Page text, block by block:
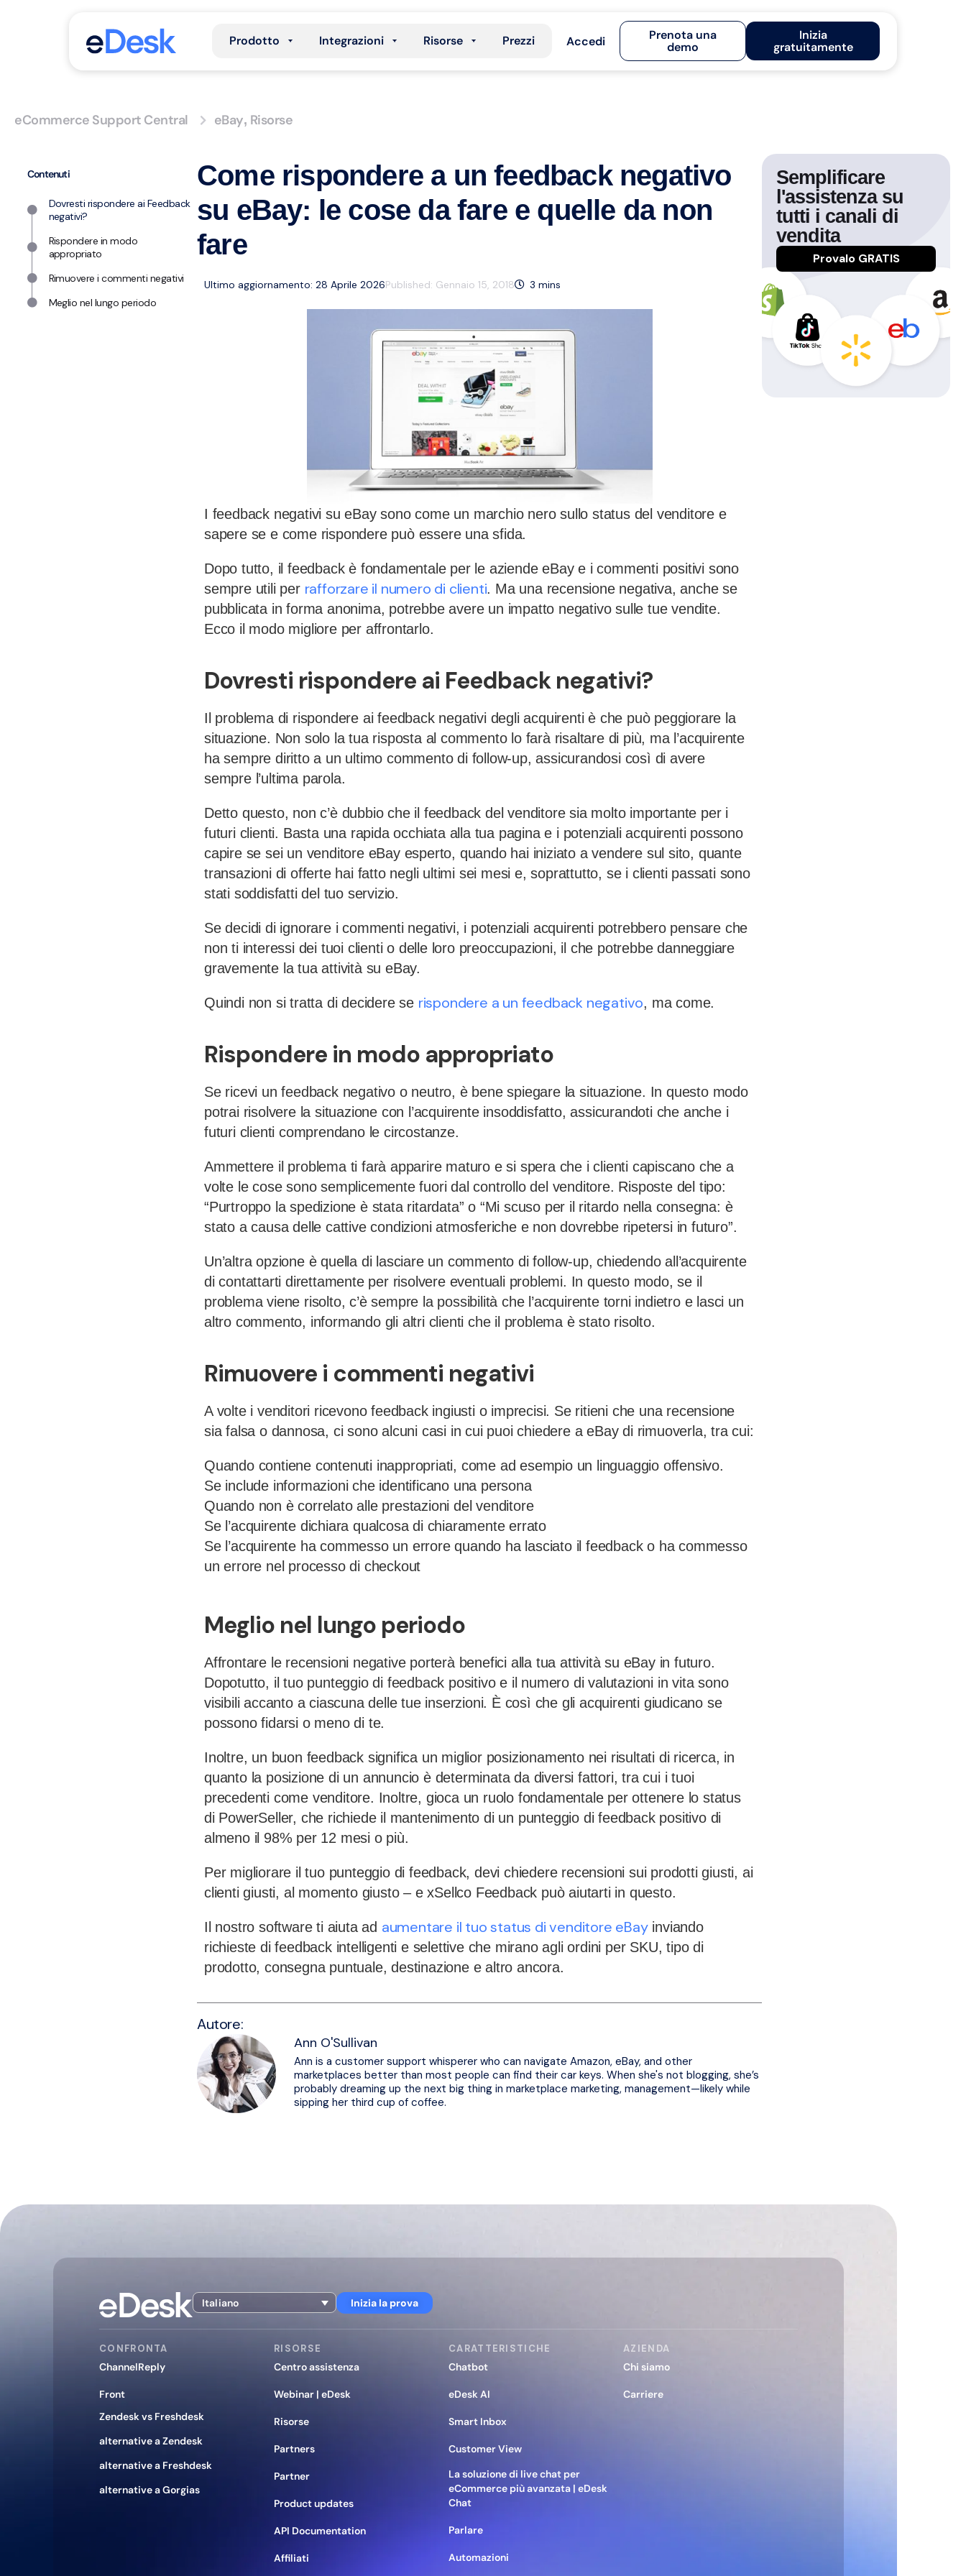
Prodotto Integrazioni Risorse Prezzi Accedi
Prenota una
demo
Inizia
gratuitamente
eCommerce Support Central eBay, Risorse
Contenuti
Dovresti rispondere ai Feedback
negativi?
Rispondere in modo
appropriato
Rimuovere i commenti negativi
Meglio nel lungo periodo
Come rispondere a un feedback negativo
su eBay: le cose da fare e quelle da non
fare
Ultimo aggiornamento: 28 Aprile 2026Published: Gennaio 15, 2018 3 mins
I feedback negativi su eBay sono come un marchio nero sullo status del venditore e
sapere se e come rispondere può essere una sfida.
Dopo tutto, il feedback è fondamentale per le aziende eBay e i commenti positivi sono
sempre utili per rafforzare il numero di clienti. Ma una recensione negativa, anche se
pubblicata in forma anonima, potrebbe avere un impatto negativo sulle tue vendite.
Ecco il modo migliore per affrontarlo.
Dovresti rispondere ai Feedback negativi?
Il problema di rispondere ai feedback negativi degli acquirenti è che può peggiorare la
situazione. Non solo la tua risposta al commento lo farà risaltare di più, ma l’acquirente
ha sempre diritto a un ultimo commento di follow-up, assicurandosi così di avere
sempre l’ultima parola.
Detto questo, non c’è dubbio che il feedback del venditore sia molto importante per i
futuri clienti. Basta una rapida occhiata alla tua pagina e i potenziali acquirenti possono
capire se sei un venditore eBay esperto, quando hai iniziato a vendere sul sito, quante
transazioni di offerte hai fatto negli ultimi sei mesi e, soprattutto, se i clienti passati sono
stati soddisfatti del tuo servizio.
Se decidi di ignorare i commenti negativi, i potenziali acquirenti potrebbero pensare che
non ti interessi dei tuoi clienti o delle loro preoccupazioni, il che potrebbe danneggiare
gravemente la tua attività su eBay.
Quindi non si tratta di decidere se rispondere a un feedback negativo, ma come.
Rispondere in modo appropriato
Se ricevi un feedback negativo o neutro, è bene spiegare la situazione. In questo modo
potrai risolvere la situazione con l’acquirente insoddisfatto, assicurandoti che anche i
futuri clienti comprendano le circostanze.
Ammettere il problema ti farà apparire maturo e si spera che i clienti capiscano che a
volte le cose sono semplicemente fuori dal controllo del venditore. Risposte del tipo:
“Purtroppo la spedizione è stata ritardata” o “Mi scuso per il ritardo nella consegna: è
stato a causa delle cattive condizioni atmosferiche e non dovrebbe ripetersi in futuro”.
Un’altra opzione è quella di lasciare un commento di follow-up, chiedendo all’acquirente
di contattarti direttamente per risolvere eventuali problemi. In questo modo, se il
problema viene risolto, c’è sempre la possibilità che l’acquirente torni indietro e lasci un
altro commento, informando gli altri clienti che il problema è stato risolto.
Rimuovere i commenti negativi
A volte i venditori ricevono feedback ingiusti o imprecisi. Se ritieni che una recensione
sia falsa o dannosa, ci sono alcuni casi in cui puoi chiedere a eBay di rimuoverla, tra cui:
Quando contiene contenuti inappropriati, come ad esempio un linguaggio offensivo.
Se include informazioni che identificano una persona
Quando non è correlato alle prestazioni del venditore
Se l’acquirente dichiara qualcosa di chiaramente errato
Se l’acquirente ha commesso un errore quando ha lasciato il feedback o ha commesso
un errore nel processo di checkout
Meglio nel lungo periodo
Affrontare le recensioni negative porterà benefici alla tua attività su eBay in futuro.
Dopotutto, il tuo punteggio di feedback positivo e il numero di valutazioni in vita sono
visibili accanto a ciascuna delle tue inserzioni. È così che gli acquirenti giudicano se
possono fidarsi o meno di te.
Inoltre, un buon feedback significa un miglior posizionamento nei risultati di ricerca, in
quanto la posizione di un annuncio è determinata da diversi fattori, tra cui i tuoi
precedenti come venditore. Inoltre, gioca un ruolo fondamentale per ottenere lo status
di PowerSeller, che richiede il mantenimento di un punteggio di feedback positivo di
almeno il 98% per 12 mesi o più.
Per migliorare il tuo punteggio di feedback, devi chiedere recensioni sui prodotti giusti, ai
clienti giusti, al momento giusto – e xSellco Feedback può aiutarti in questo.
Il nostro software ti aiuta ad aumentare il tuo status di venditore eBayinviando
richieste di feedback intelligenti e selettive che mirano agli ordini per SKU, tipo di
prodotto, consegna puntuale, destinazione e altro ancora.
Autore:
Ann O'Sullivan
Ann is a customer support whisperer who can navigate Amazon, eBay, and other
marketplaces better than most people can find their car keys. When she's not blogging, she’s
probably dreaming up the next big thing in marketplace marketing, management—likely while
sipping her third cup of coffee.
Semplificare
l'assistenza su
tutti i canali di
vendita
Provalo GRATIS
Italiano Inizia la prova
CONFRONTA
ChannelReply
Front
Zendesk vs Freshdesk
alternative a Zendesk
alternative a Freshdesk
alternative a Gorgias
RISORSE
Centro assistenza
Webinar | eDesk
Risorse
Partners
Partner
Product updates
API Documentation
Affiliati
CARATTERISTICHE
Chatbot
eDesk AI
Smart Inbox
Customer View
La soluzione di live chat per
eCommerce più avanzata | eDesk
Chat
Parlare
Automazioni
AZIENDA
Chi siamo
Carriere